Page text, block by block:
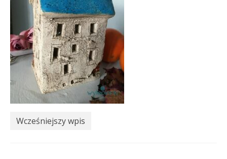
Wcześniejszy wpis